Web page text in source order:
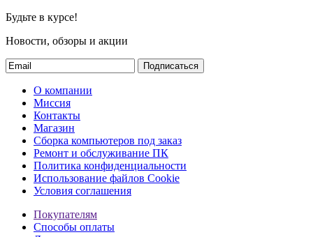
Будьте в курсе!
Новости, обзоры и акции
Подписаться
О компании
Миссия
Контакты
Магазин
Сборка компьютеров под заказ
Ремонт и обслуживание ПК
Политика конфиденциальности
Использование файлов Cookie
Условия соглашения
Покупателям
Способы оплаты